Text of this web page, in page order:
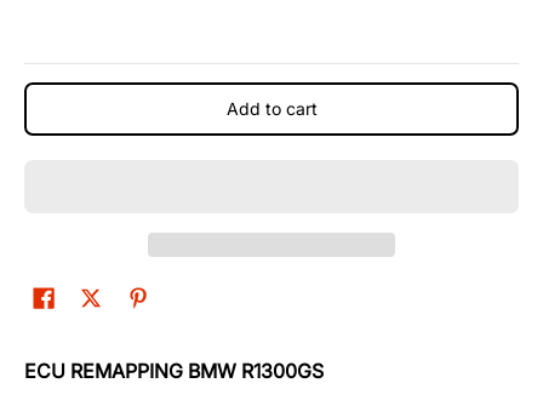
Add to cart
ECU REMAPPING BMW R1300GS